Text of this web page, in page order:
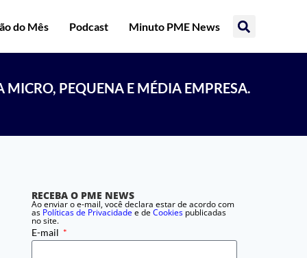
do Mês Podcast Minuto PME News
MICRO, PEQUENA E MÉDIA EMPRESA.
RECEBA O PME NEWS
Ao enviar o e-mail, você declara estar de acordo com
as Políticas de Privacidadee deCookies publicadas
no site.
E-mail